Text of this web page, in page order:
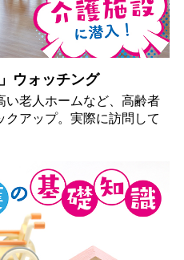
ウォッチング
い老人ホームなど、高齢者
クアップ。実際に訪問して